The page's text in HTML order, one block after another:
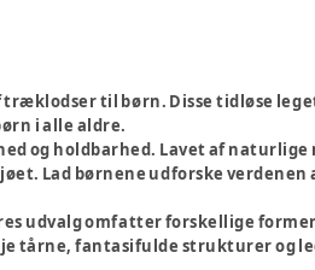
til børn. Disse tidløse
i alle aldre.
og holdbarhed. Lavet af
Lad børnene udforske
udvalg omfatter forskellige
tårne, fantasifulde strukturer og